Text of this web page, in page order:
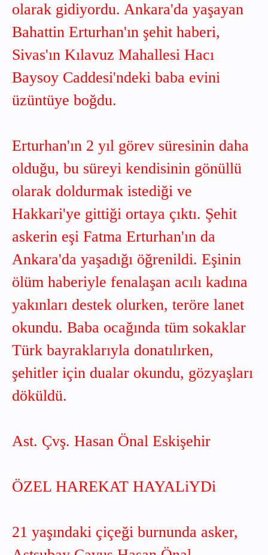
olarak gidiyordu. Ankara'da yaşayan
Bahattin Erturhan'ın şehit haberi,
Sivas'ın Kılavuz Mahallesi Hacı
Baysoy Caddesi'ndeki baba evini
üzüntüye boğdu.
Erturhan'ın 2 yıl görev süresinin daha
olduğu, bu süreyi kendisinin gönüllü
olarak doldurmak istediği ve
Hakkari'ye gittiği ortaya çıktı. Şehit
askerin eşi Fatma Erturhan'ın da
Ankara'da yaşadığı öğrenildi. Eşinin
ölüm haberiyle fenalaşan acılı kadına
yakınları destek olurken, teröre lanet
okundu. Baba ocağında tüm sokaklar
Türk bayraklarıyla donatılırken,
şehitler için dualar okundu, gözyaşları
döküldü.
Ast. Çvş. Hasan Önal Eskişehir
ÖZEL HAREKAT HAYALiYDi
21 yaşındaki çiçeği burnunda asker,